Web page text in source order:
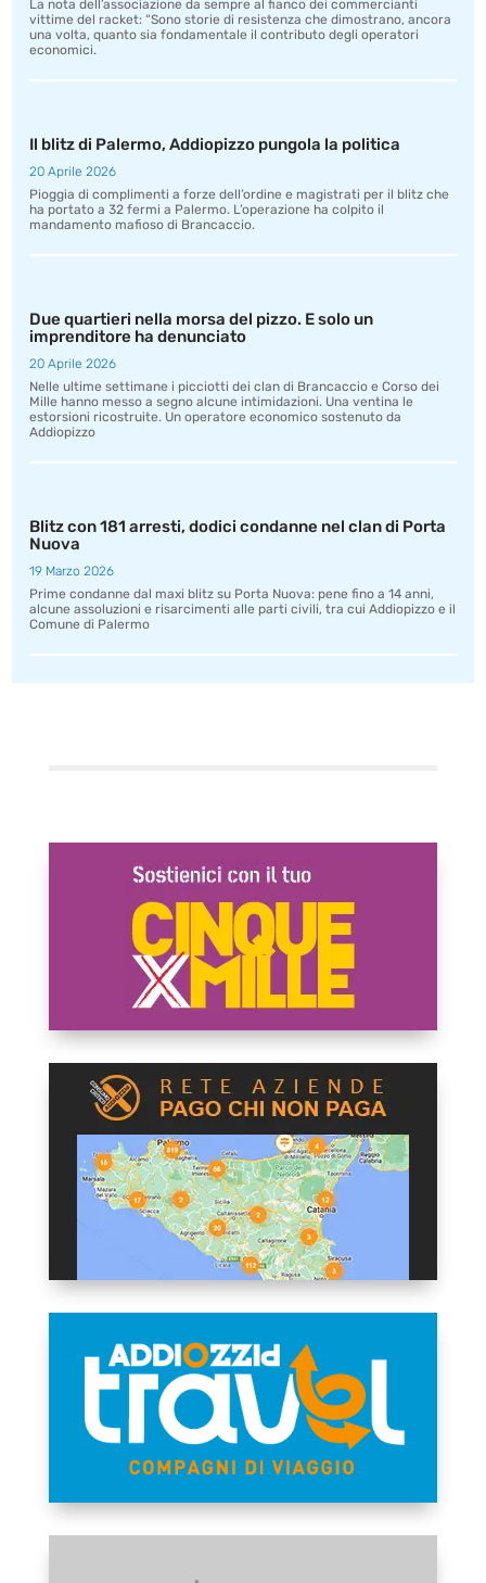
La nota dell’associazione da sempre al fianco dei commercianti
vittime del racket: “Sono storie di resistenza che dimostrano, ancora
una volta, quanto sia fondamentale il contributo degli operatori
economici.
Il blitz di Palermo, Addiopizzo pungola la politica
20 Aprile 2026
Pioggia di complimenti a forze dell’ordine e magistrati per il blitz che
ha portato a 32 fermi a Palermo. L’operazione ha colpito il
mandamento mafioso di Brancaccio.
Due quartieri nella morsa del pizzo. E solo un
imprenditore ha denunciato
20 Aprile 2026
Nelle ultime settimane i picciotti dei clan di Brancaccio e Corso dei
Mille hanno messo a segno alcune intimidazioni. Una ventina le
estorsioni ricostruite. Un operatore economico sostenuto da
Addiopizzo
Blitz con 181 arresti, dodici condanne nel clan di Porta
Nuova
19 Marzo 2026
Prime condanne dal maxi blitz su Porta Nuova: pene fino a 14 anni,
alcune assoluzioni e risarcimenti alle parti civili, tra cui Addiopizzo e il
Comune di Palermo